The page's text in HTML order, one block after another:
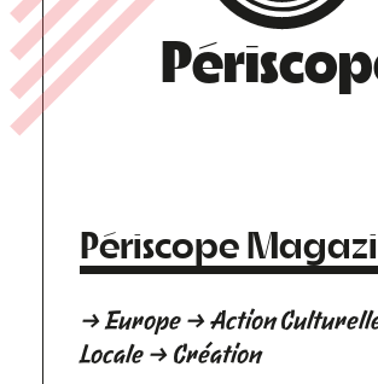
Périscope
→ Europe → Action
Locale → Création